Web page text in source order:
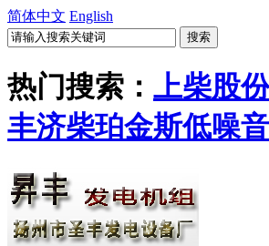
简体中文 English
热门搜索： 上柴股份
丰济柴珀金斯低噪音